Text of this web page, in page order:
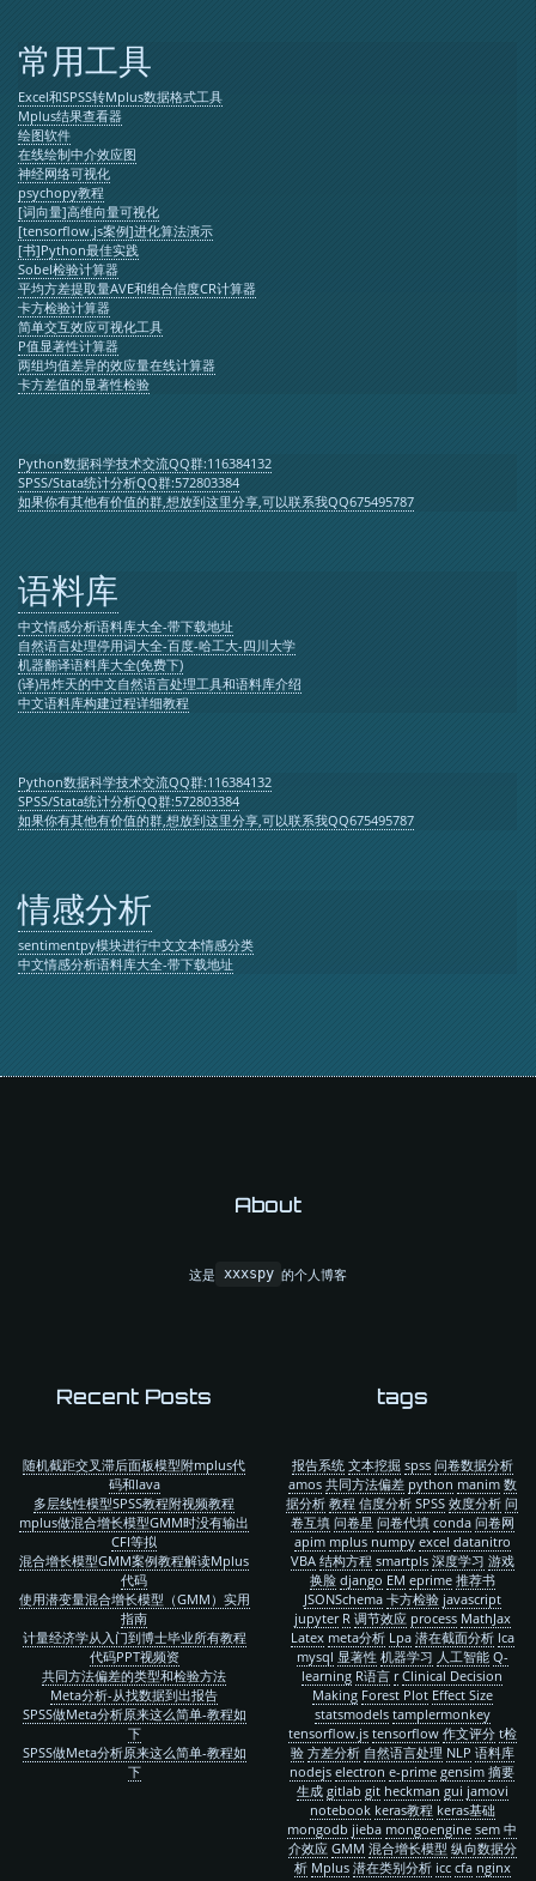
常用工具
Excel和SPSS转Mplus数据格式工具
Mplus结果查看器
绘图软件
在线绘制中介效应图
神经网络可视化
psychopy教程
[词向量]高维向量可视化
[tensorflow.js案例]进化算法演示
[书]Python最佳实践
Sobel检验计算器
平均方差提取量AVE和组合信度CR计算器
卡方检验计算器
简单交互效应可视化工具
P值显著性计算器
两组均值差异的效应量在线计算器
卡方差值的显著性检验
Python数据科学技术交流QQ群:116384132
SPSS/Stata统计分析QQ群:572803384
如果你有其他有价值的群,想放到这里分享,可以联系我QQ675495787
语料库
中文情感分析语料库大全-带下载地址
自然语言处理停用词大全-百度-哈工大-四川大学
机器翻译语料库大全(免费下)
(译)吊炸天的中文自然语言处理工具和语料库介绍
中文语料库构建过程详细教程
Python数据科学技术交流QQ群:116384132
SPSS/Stata统计分析QQ群:572803384
如果你有其他有价值的群,想放到这里分享,可以联系我QQ675495787
情感分析
sentimentpy模块进行中文文本情感分类
中文情感分析语料库大全-带下载地址
About
这是 xxxspy 的个人博客
Recent Posts
随机截距交叉滞后面板模型附mplus代
码和lava
多层线性模型SPSS教程附视频教程
mplus做混合增长模型GMM时没有输出
CFI等拟
混合增长模型GMM案例教程解读Mplus
代码
使用潜变量混合增长模型（GMM）实用
指南
计量经济学从入门到博士毕业所有教程
代码PPT视频资
共同方法偏差的类型和检验方法
Meta分析-从找数据到出报告
SPSS做Meta分析原来这么简单-教程如
下
SPSS做Meta分析原来这么简单-教程如
下
tags
报告系统 文本挖掘 spss 问卷数据分析
amos 共同方法偏差 python manim 数
据分析 教程 信度分析 SPSS 效度分析 问
卷互填 问卷星 问卷代填 conda 问卷网
apim mplus numpy excel datanitro
VBA 结构方程 smartpls 深度学习 游戏
换脸 django EM eprime 推荐书
JSONSchema 卡方检验 javascript
jupyter R 调节效应 process MathJax
Latex meta分析 Lpa 潜在截面分析 lca
mysql 显著性 机器学习 人工智能 Q-
learning R语言 r Clinical Decision
Making Forest Plot Effect Size
statsmodels tamplermonkey
tensorflow.js tensorflow 作文评分 t检
验 方差分析 自然语言处理 NLP 语料库
nodejs electron e-prime gensim 摘要
生成 gitlab git heckman gui jamovi
notebook keras教程 keras基础
mongodb jieba mongoengine sem 中
介效应 GMM 混合增长模型 纵向数据分
析 Mplus 潜在类别分析 icc cfa nginx